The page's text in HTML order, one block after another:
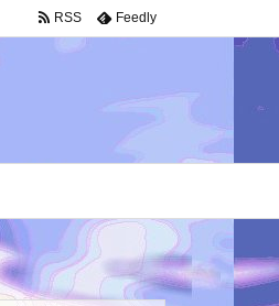
RSS Feedly